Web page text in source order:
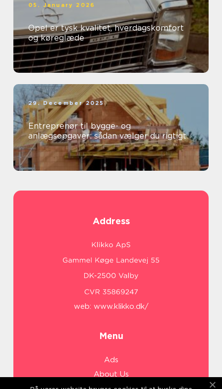
05. January 2026
Opel er tysk kvalitet, hverdagskomfort
og køreglæde
29. December 2025
Entreprenør til bygge- og
anlægsopgaver: sådan vælger du rigtigt
Address
web: www.klikko.dk/
Menu
Ads
About Us